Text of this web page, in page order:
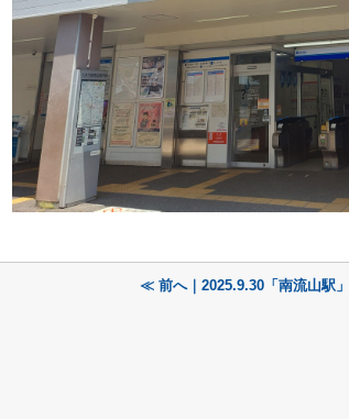
≪ 前へ｜2025.9.30「南流山駅」